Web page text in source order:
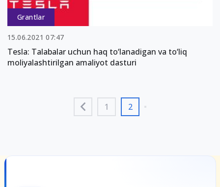
Grantlar
15.06.2021 07:47
Tesla: Talabalar uchun haq to‘lanadigan va to‘liq
moliyalashtirilgan amaliyot dasturi
1 2